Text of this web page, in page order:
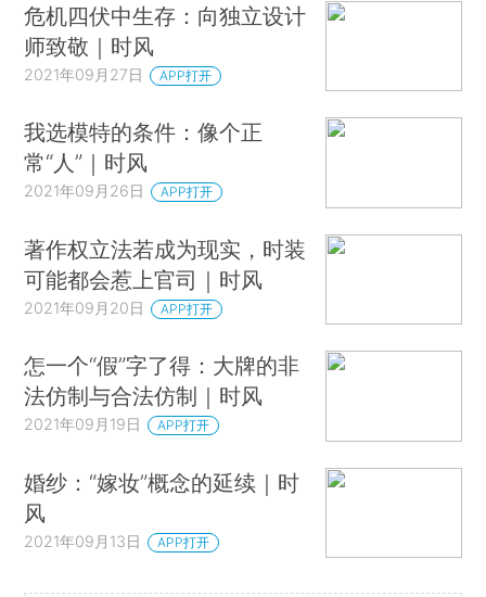
危机四伏中生存：向独立设计
师致敬｜时风
2021年09月27日 APP打开
我选模特的条件：像个正
常“人”｜时风
2021年09月26日 APP打开
著作权立法若成为现实，时装
可能都会惹上官司｜时风
2021年09月20日 APP打开
怎一个“假”字了得：大牌的非
法仿制与合法仿制｜时风
2021年09月19日 APP打开
婚纱：“嫁妆”概念的延续｜时
风
2021年09月13日 APP打开